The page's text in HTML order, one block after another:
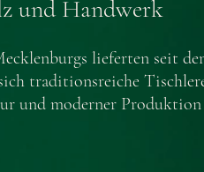
und Handwerk
lieferten seit
traditionsreiche
und moderner Produktion